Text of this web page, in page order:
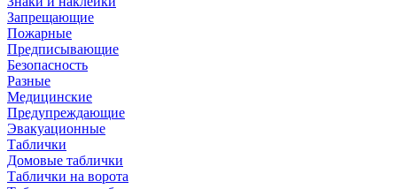
Запрещающие
Пожарные
Предписывающие
Безопасность
Разные
Медицинские
Предупреждающие
Эвакуационные
Таблички
Домовые таблички
Таблички на ворота